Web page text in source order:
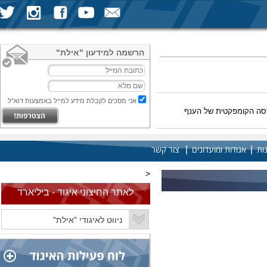
הרשמה למידעון "אילת"
אני מסכים לקבלת מידע למייל באמצעות דוא"ל
הקומפקטית של הענף
|אגודות ומועדונים| צור קשר
<
לאתר החיצוני איגוד - ביליארד